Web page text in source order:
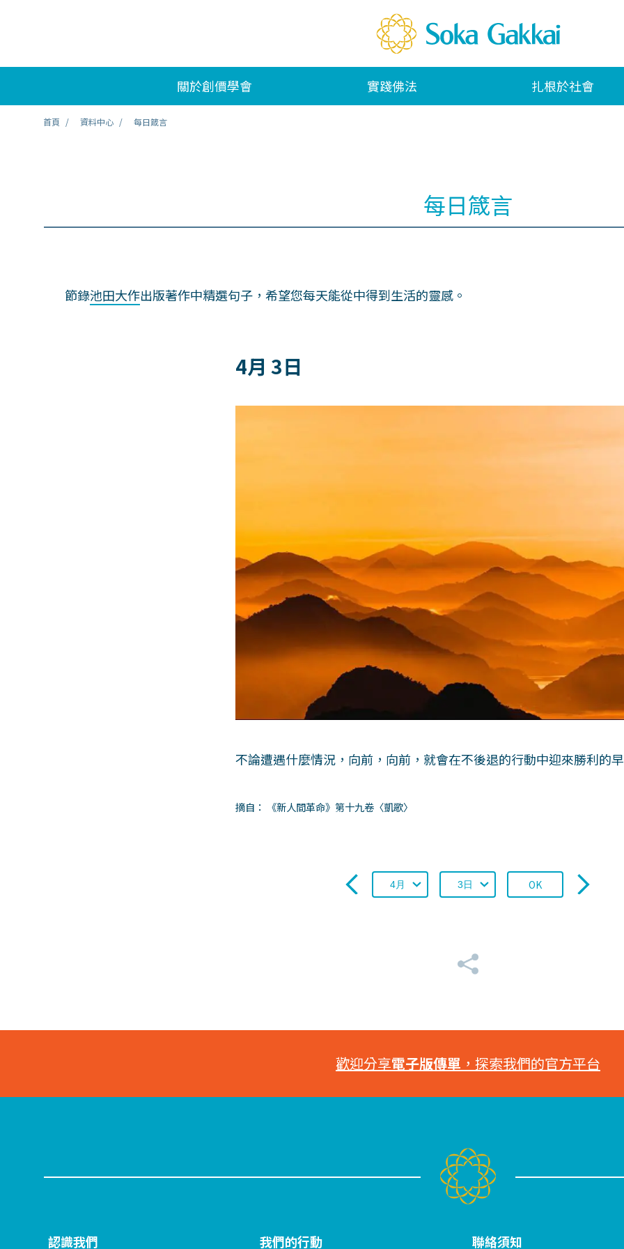
關於創價學會 實踐佛法 扎根於社會
首頁 資料中心 每日箴言
每日箴言
節錄池田大作出版著作中精選句子，希望您每天能從中得到生活的靈感。
4月 3日
不論遭遇什麼情況，向前，向前，就會在不後退的行動中迎來勝利的
摘自： 《新人間革命》第十九卷〈凱歌〉
OK
歡迎分享電子版傳單 ，探索我們的官方平台
認識我們 我們的行動 聯絡須知